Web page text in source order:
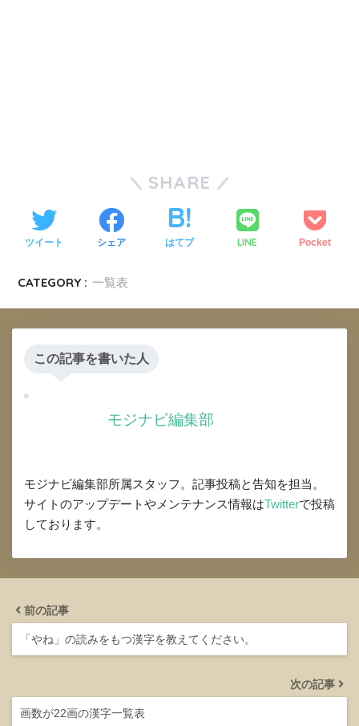
SHARE
ツイート シェア はてブ LINE Pocket
CATEGORY : 一覧表
この記事を書いた人
モジナビ編集部
モジナビ編集部所属スタッフ。記事投稿と告知を担当。
サイトのアップデートやメンテナンス情報はTwitterで投稿
しております。
前の記事
「やね」の読みをもつ漢字を教えてください。
次の記事
画数が22画の漢字一覧表